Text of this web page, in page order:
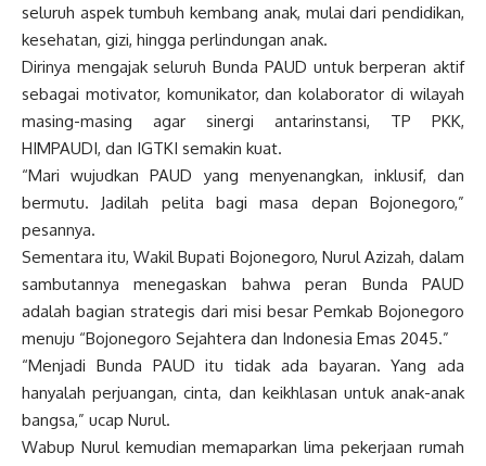
seluruh aspek tumbuh kembang anak, mulai dari pendidikan,
kesehatan, gizi, hingga perlindungan anak.
Dirinya mengajak seluruh Bunda PAUD untuk berperan aktif
sebagai motivator, komunikator, dan kolaborator di wilayah
masing-masing agar sinergi antarinstansi, TP PKK,
HIMPAUDI, dan IGTKI semakin kuat.
“Mari wujudkan PAUD yang menyenangkan, inklusif, dan
bermutu. Jadilah pelita bagi masa depan Bojonegoro,”
pesannya.
Sementara itu, Wakil Bupati Bojonegoro, Nurul Azizah, dalam
sambutannya menegaskan bahwa peran Bunda PAUD
adalah bagian strategis dari misi besar Pemkab Bojonegoro
menuju “Bojonegoro Sejahtera dan Indonesia Emas 2045.”
“Menjadi Bunda PAUD itu tidak ada bayaran. Yang ada
hanyalah perjuangan, cinta, dan keikhlasan untuk anak-anak
bangsa,” ucap Nurul.
Wabup Nurul kemudian memaparkan lima pekerjaan rumah